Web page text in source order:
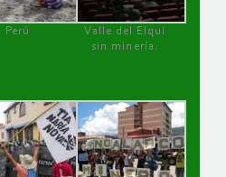
Perú
Valle del Elqui
sin minería.